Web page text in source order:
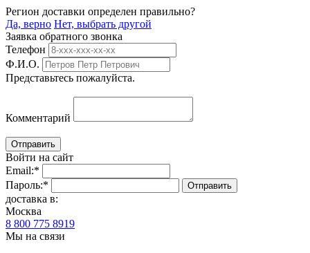
Регион доставки определен правильно?
Да, верно Нет, выбрать другой
Заявка обратного звонка
Телефон
Ф.И.О.
Представьтесь пожалуйста.
Комментарий
Войти на сайт
Email:*
Пароль:*
доставка в:
Москва
8 800 775 8919
Мы на связи